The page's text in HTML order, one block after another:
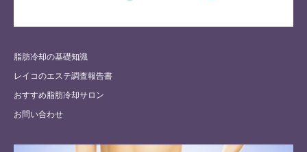
脂肪冷却の基礎知識
レイコのエステ調査報告書
おすすめ脂肪冷却サロン
お問い合わせ